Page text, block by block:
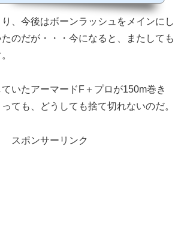
、今後はボーンラッシュをメインにし
のだが・・・今になると、またしても
いたアーマードF＋プロが150m巻き
ても、どうしても捨て切れないのだ。
スポンサーリンク